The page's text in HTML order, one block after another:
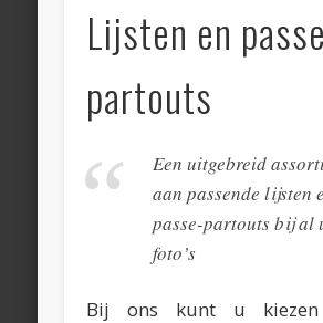
Lijsten en
partouts
Een uitgebreid
aan passende lijsten
passe-partouts bij al
foto’s
Bij ons kunt u